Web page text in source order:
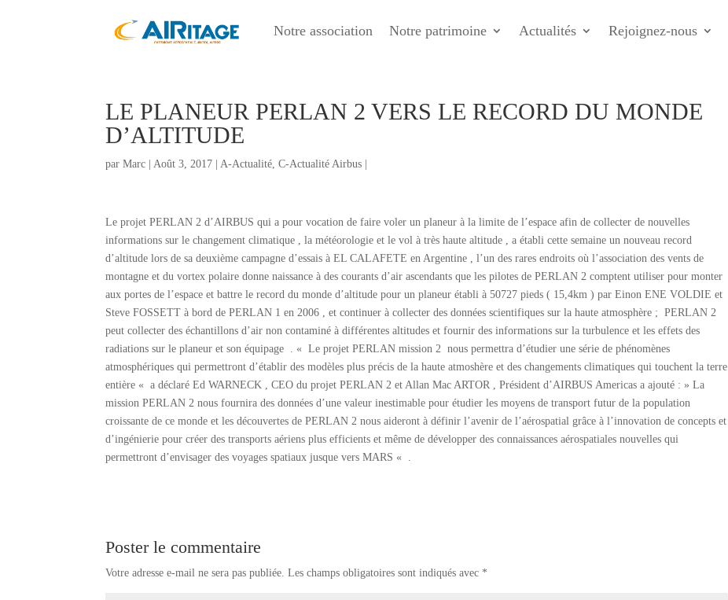
Notre association Notre patrimoine Actualités Rejoignez-nous
LE PLANEUR PERLAN 2 VERS LE RECORD DU MONDE
D’ALTITUDE
parMarc |Août 3, 2017 |A-Actualité,C-Actualité Airbus
Le projet PERLAN 2 d’AIRBUS qui a pour vocation de faire voler un planeur à la limite de l’espace afin de collecter de nouvelles
informations sur le changement climatique , la météorologie et le vol à très haute altitude , a établi cette semaine un nouveau record
d’altitude lors de sa deuxième campagne d’essais à EL CALAFETE en Argentine , l’un des rares endroits où l’association des vents de
montagne et du vortex polaire donne naissance à des courants d’air ascendants que les pilotes de PERLAN 2 comptent utiliser pour monter
aux portes de l’espace et battre le record du monde d’altitude pour un planeur établi à 50727 pieds ( 15,4km ) par Einon ENE VOLDIE et
Steve FOSSETT à bord de PERLAN 1 en 2006 , et continuer à collecter des données scientifiques sur la haute atmosphère ; PERLAN 2
peut collecter des échantillons d’air non contaminé à différentes altitudes et fournir des informations sur la turbulence et les effets des
radiations sur le planeur et son équipage . « Le projet PERLAN mission 2 nous permettra d’étudier une série de phénomènes
atmosphériques qui permettront d’établir des modèles plus précis de la haute atmoshère et des changements climatiques qui touchent la terre
entière « a déclaré Ed WARNECK , CEO du projet PERLAN 2 et Allan Mac ARTOR , Président d’AIRBUS Americas a ajouté : » La
mission PERLAN 2 nous fournira des données d’une valeur inestimable pour étudier les moyens de transport futur de la population
croissante de ce monde et les découvertes de PERLAN 2 nous aideront à définir l’avenir de l’aérospatial grâce à l’innovation de concepts et
d’ingénierie pour créer des transports aériens plus efficients et même de développer des connaissances aérospatiales nouvelles qui
permettront d’envisager des voyages spatiaux jusque vers MARS « .
Poster le commentaire
Votre adresse e-mail ne sera pas publiée. Les champs obligatoires sont indiqués avec *